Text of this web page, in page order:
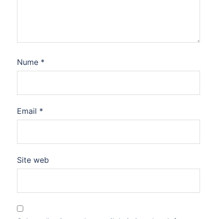
Nume *
Email *
Site web